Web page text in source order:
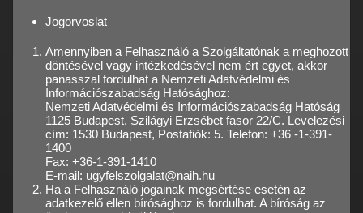
Jogorvoslat
Amennyiben a Felhasználó a Szolgáltatónak a meghozott
döntésével vagy intézkedésével nem ért egyet, akkor
panasszal fordulhat a Nemzeti Adatvédelmi és
Információszabadság Hatósághoz:
Nemzeti Adatvédelmi és Információszabadság Hatóság
1125 Budapest, Szilágyi Erzsébet fasor 22/C. Levelezési
cím: 1530 Budapest, Postafiók: 5. Telefon: +36 -1-391-
1400
Fax: +36-1-391-1410
E-mail: ugyfelszolgalat@naih.hu
Ha a Felhasználó jogainak megsértése esetén az
adatkezelő ellen bírósághoz is fordulhat. A bíróság az